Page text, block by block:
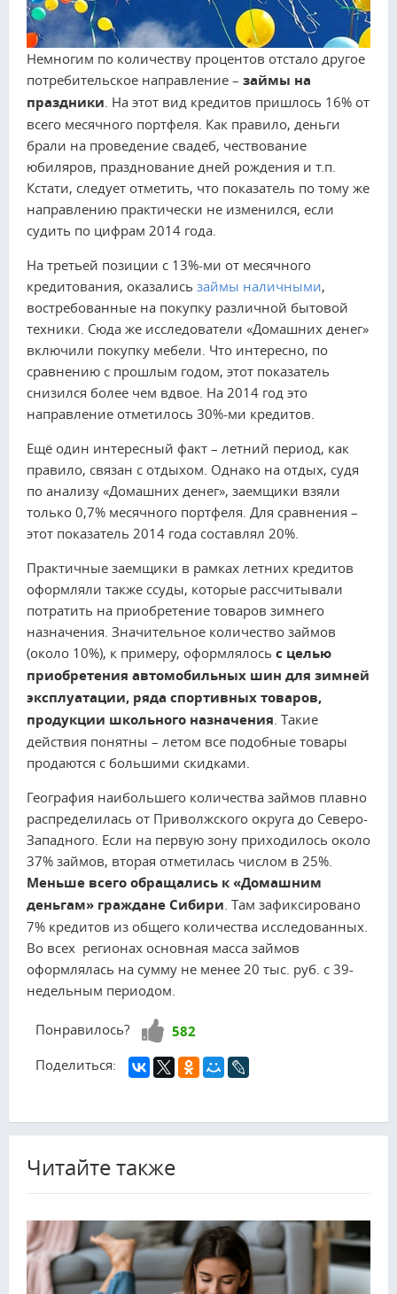
Немногим по количеству процентов отстало другое
потребительское направление – займы на
праздники. На этот вид кредитов пришлось 16% от
всего месячного портфеля. Как правило, деньги
брали на проведение свадеб, чествование
юбиляров, празднование дней рождения и т.п.
Кстати, следует отметить, что показатель по тому же
направлению практически не изменился, если
судить по цифрам 2014 года.
На третьей позиции с 13%-ми от месячного
кредитования, оказались займы наличными,
востребованные на покупку различной бытовой
техники. Сюда же исследователи «Домашних денег»
включили покупку мебели. Что интересно, по
сравнению с прошлым годом, этот показатель
снизился более чем вдвое. На 2014 год это
направление отметилось 30%-ми кредитов.
Ещё один интересный факт – летний период, как
правило, связан с отдыхом. Однако на отдых, судя
по анализу «Домашних денег», заемщики взяли
только 0,7% месячного портфеля. Для сравнения –
этот показатель 2014 года составлял 20%.
Практичные заемщики в рамках летних кредитов
оформляли также ссуды, которые рассчитывали
потратить на приобретение товаров зимнего
назначения. Значительное количество займов
(около 10%), к примеру, оформлялось с целью
приобретения автомобильных шин для зимней
эксплуатации, ряда спортивных товаров,
продукции школьного назначения. Такие
действия понятны – летом все подобные товары
продаются с большими скидками.
География наибольшего количества займов плавно
распределилась от Приволжского округа до Северо-
Западного. Если на первую зону приходилось около
37% займов, вторая отметилась числом в 25%.
Меньше всего обращались к «Домашним
деньгам» граждане Сибири. Там зафиксировано
7% кредитов из общего количества исследованных.
Во всех регионах основная масса займов
оформлялась на сумму не менее 20 тыс. руб. с 39-
недельным периодом.
Понравилось? Нравится!
582
Поделиться:
Читайте также